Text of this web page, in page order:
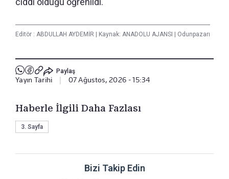
Editör : ABDULLAH AYDEMİR Kaynak: ANADOLU AJANSI Odunpazarı
Paylaş
Yayın Tarihi 07 Ağustos, 2026 - 15:34
Haberle İlgili Daha Fazlası
3. Sayfa
Bizi Takip Edin